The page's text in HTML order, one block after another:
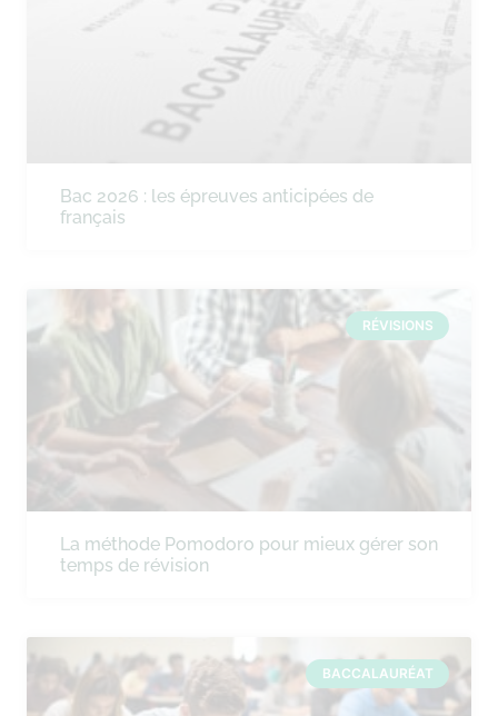
Bac 2026 : les épreuves anticipées de
français
RÉVISIONS
La méthode Pomodoro pour mieux gérer son
temps de révision
BACCALAURÉAT